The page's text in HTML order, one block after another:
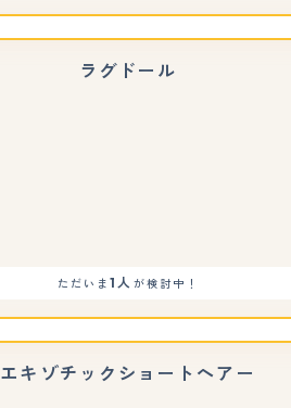
ラグドール
ただいま1人 が検討中！
エキゾチックショートヘアー